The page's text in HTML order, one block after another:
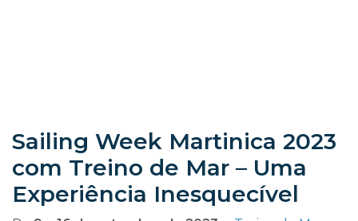
Sailing Week Martinica 2023
com Treino de Mar – Uma
Experiência Inesquecível